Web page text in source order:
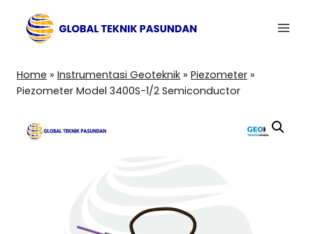
content
Home » Instrumentasi Geoteknik » Piezometer »
Piezometer Model 3400S-1/2 Semiconductor